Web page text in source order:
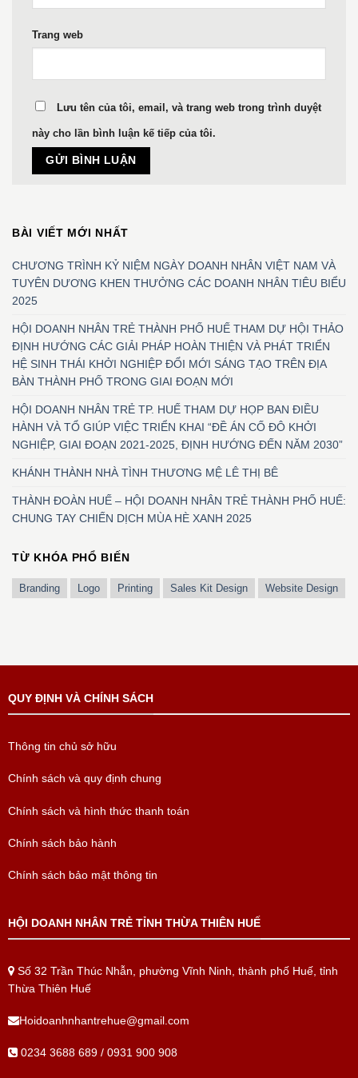
Trang web
Lưu tên của tôi, email, và trang web trong trình duyệt
này cho lần bình luận kế tiếp của tôi.
BÀI VIẾT MỚI NHẤT
CHƯƠNG TRÌNH KỶ NIỆM NGÀY DOANH NHÂN VIỆT NAM VÀ
TUYÊN DƯƠNG KHEN THƯỞNG CÁC DOANH NHÂN TIÊU BIỂU
2025
HỘI DOANH NHÂN TRẺ THÀNH PHỐ HUẾ THAM DỰ HỘI THẢO
ĐỊNH HƯỚNG CÁC GIẢI PHÁP HOÀN THIỆN VÀ PHÁT TRIỂN
HỆ SINH THÁI KHỞI NGHIỆP ĐỔI MỚI SÁNG TẠO TRÊN ĐỊA
BÀN THÀNH PHỐ TRONG GIAI ĐOẠN MỚI
HỘI DOANH NHÂN TRẺ TP. HUẾ THAM DỰ HỌP BAN ĐIỀU
HÀNH VÀ TỔ GIÚP VIỆC TRIỂN KHAI “ĐỀ ÁN CỐ ĐÔ KHỞI
NGHIỆP, GIAI ĐOẠN 2021-2025, ĐỊNH HƯỚNG ĐẾN NĂM 2030”
KHÁNH THÀNH NHÀ TÌNH THƯƠNG MỆ LÊ THỊ BÊ
THÀNH ĐOÀN HUẾ – HỘI DOANH NHÂN TRẺ THÀNH PHỐ HUẾ:
CHUNG TAY CHIẾN DỊCH MÙA HÈ XANH 2025
TỪ KHÓA PHỔ BIẾN
Branding Logo Printing Sales Kit Design Website Design
QUY ĐỊNH VÀ CHÍNH SÁCH
Thông tin chủ sở hữu
Chính sách và quy định chung
Chính sách và hình thức thanh toán
Chính sách bảo hành
Chính sách bảo mật thông tin
HỘI DOANH NHÂN TRẺ TỈNH THỪA THIÊN HUẾ
Số 32 Trần Thúc Nhẫn, phường Vĩnh Ninh, thành phố Huế, tỉnh
Thừa Thiên Huế
Hoidoanhnhantrehue@gmail.com
0234 3688 689 / 0931 900 908